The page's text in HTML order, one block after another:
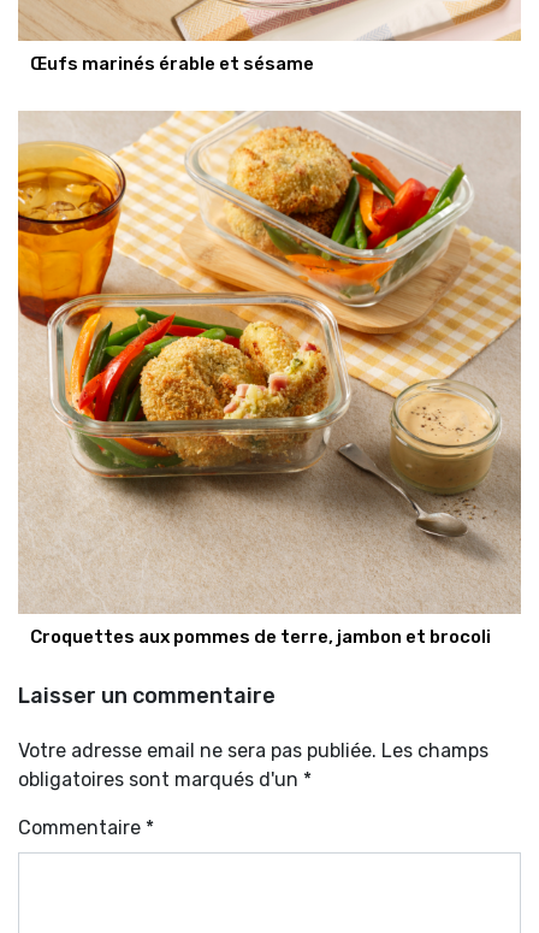
Œufs marinés érable et sésame
Croquettes aux pommes de terre, jambon et brocoli
Laisser un commentaire
Votre adresse email ne sera pas publiée. Les champs
obligatoires sont marqués d'un *
Commentaire *